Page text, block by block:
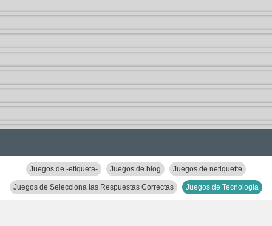
Juegos de -etiqueta- Juegos de blog Juegos de netiquette
Juegos de Selecciona las Respuestas Correctas Juegos de Tecnología